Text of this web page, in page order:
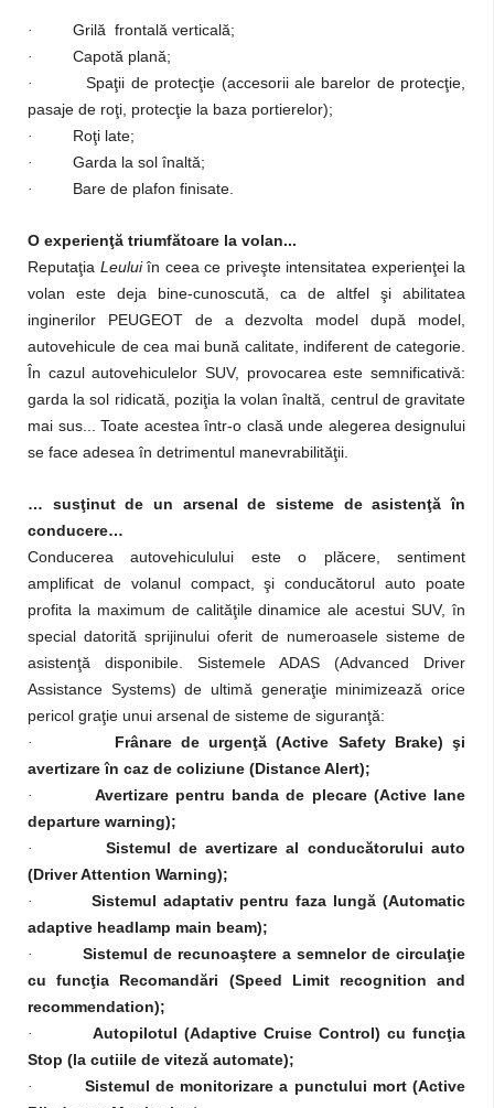
· Grilă frontală verticală;
· Capotă plană;
·
Spaţii de protecţie (accesorii ale barelor de protecţie,
pasaje de roţi, protecţie la baza portierelor);
· Roţi late;
· Garda la sol înaltă;
· Bare de plafon finisate.
O experienţă triumfătoare la volan...
Reputaţia Leuluiîn ceea ce priveşte intensitatea experienţei la
volan este deja bine-cunoscută, ca de altfel şi abilitatea
inginerilor PEUGEOT de a dezvolta model după model,
autovehicule de cea mai bună calitate, indiferent de categorie.
În cazul autovehiculelor SUV, provocarea este semnificativă:
garda la sol ridicată, poziţia la volan înaltă, centrul de gravitate
mai sus... Toate acestea într-o clasă unde alegerea designului
se face adesea în detrimentul manevrabilităţii.
… susţinut de un arsenal de sisteme de asistenţă în
conducere…
Conducerea autovehiculului este o plăcere, sentiment
amplificat de volanul compact, şi conducătorul auto poate
profita la maximum de calităţile dinamice ale acestui SUV, în
special datorită sprijinului oferit de numeroasele sisteme de
asistenţă disponibile. Sistemele ADAS (Advanced Driver
Assistance Systems) de ultimă generaţie minimizează orice
pericol graţie unui arsenal de sisteme de siguranţă:
·
Frânare de urgenţă (Active Safety Brake) şi
avertizare în caz de coliziune (Distance Alert);
·
Avertizare pentru banda de plecare (Active lane
departure warning);
·
Sistemul de avertizare al conducătorului auto
(Driver Attention Warning);
·
Sistemul adaptativ pentru faza lungă (Automatic
adaptive headlamp main beam);
·
Sistemul de recunoaştere a semnelor de circulaţie
cu funcţia Recomandări (Speed Limit recognition and
recommendation);
·
Autopilotul (Adaptive Cruise Control) cu funcţia
Stop (la cutiile de viteză automate);
·
Sistemul de monitorizare a punctului mort (Active